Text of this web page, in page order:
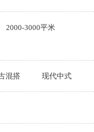
2000-3000平米
混搭 现代中式